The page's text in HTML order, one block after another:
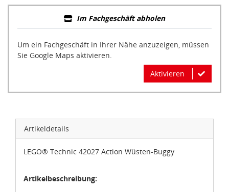
Im Fachgeschäft abholen
Um ein Fachgeschäft in Ihrer Nähe anzuzeigen, müssen
Sie Google Maps aktivieren.
Aktivieren
Artikeldetails
LEGO® Technic 42027 Action Wüsten-Buggy
Artikelbeschreibung: